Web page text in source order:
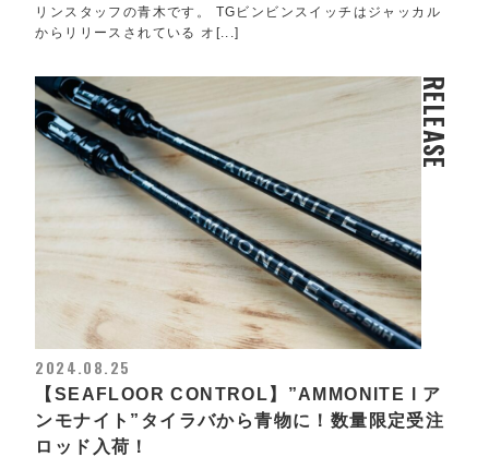
リンスタッフの青木です。 TGビンビンスイッチはジャッカル
からリリースされている オ[...]
RELEASE
2024.08.25
【SEAFLOOR CONTROL】”AMMONITE l ア
ンモナイト”タイラバから青物に！数量限定受注
ロッド入荷！